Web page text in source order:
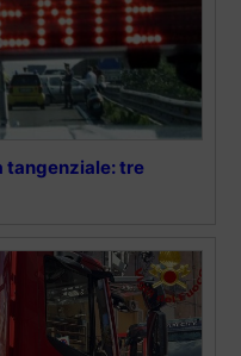
tangenziale: tre